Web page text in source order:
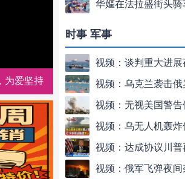
为爱坚持
时事 军事